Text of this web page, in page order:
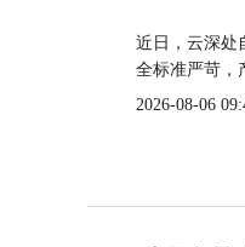
近日，云深处
全标准严苛，
2026-08-06